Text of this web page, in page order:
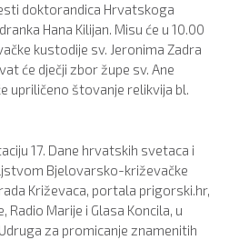
doktorandica Hrvatskoga
Hana Kilijan. Misu će u 10.00
kustodije sv. Jeronima Zadra
će dječji zbor župe sv. Ane
upriličeno štovanje relikvija bl.
17. Dane hrvatskih svetaca i
Bjelovarsko-križevačke
Križevaca, portala prigorski.hr,
Marije i Glasa Koncila, u
za promicanje znamenitih